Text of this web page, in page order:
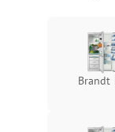
Brandt